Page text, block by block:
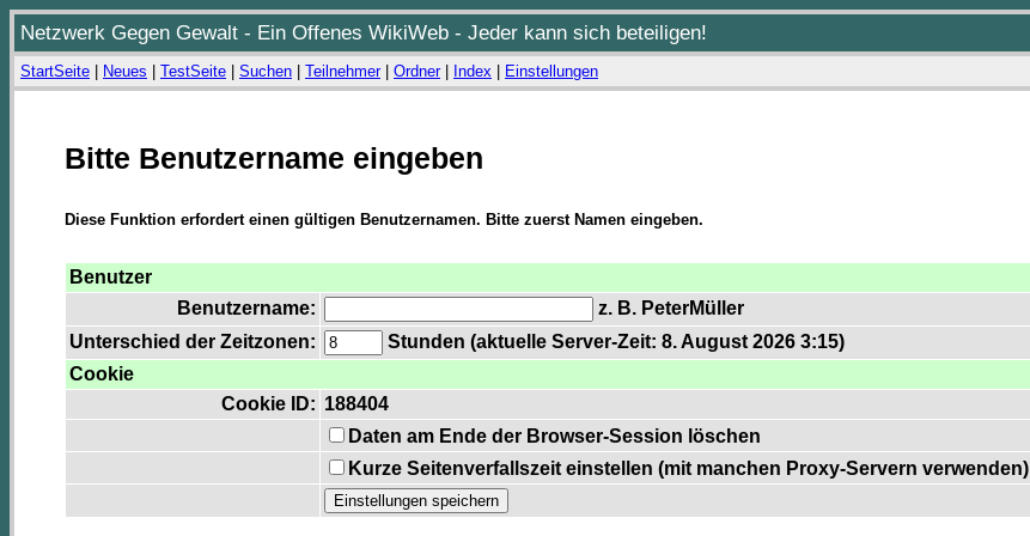
Netzwerk Gegen Gewalt - Ein Offenes WikiWeb - Jeder kann sich beteiligen!
StartSeite Neues TestSeite Suchen Teilnehmer| Ordner| Index Einstellungen
Bitte Benutzername eingeben
Diese Funktion erfordert einen gültigen Benutzernamen. Bitte zuerst Namen eingeben.
Benutzer
Benutzername:
z. B. PeterMüller
Unterschied der Zeitzonen:
Stunden (aktuelle Server-Zeit: 8. August 2026 3:15)
Cookie
Cookie ID: 188404
Daten am Ende der Browser-Session löschen
Kurze Seitenverfallszeit einstellen (mit manchen Proxy-Servern verwenden)